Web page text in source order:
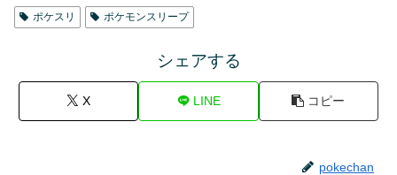
ポケスリ ポケモンスリープ
シェアする
X LINE コピー
pokechan